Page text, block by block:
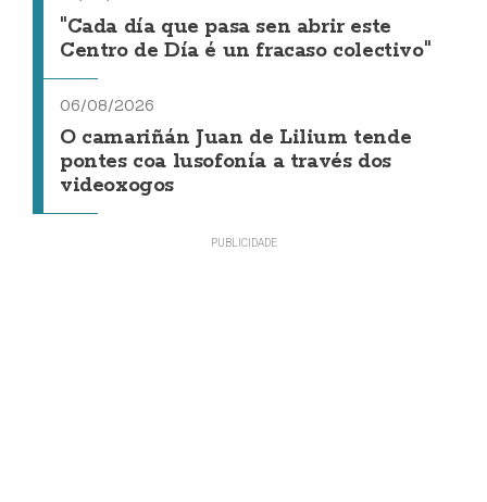
"Cada día que pasa sen abrir este
Centro de Día é un fracaso colectivo"
06/08/2026
O camariñán Juan de Lilium tende
pontes coa lusofonía a través dos
videoxogos